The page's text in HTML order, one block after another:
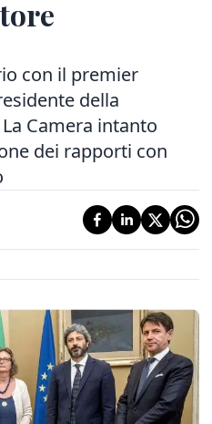
con il premier
della
Camera intanto
dei rapporti con